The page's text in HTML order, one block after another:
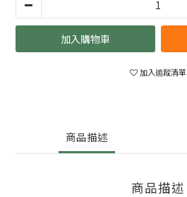
加入購物車
加入追蹤清單
商品描述
商品描述